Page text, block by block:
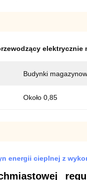
elektrycznie
Budynki
Około 0,85
energii cieplnej z